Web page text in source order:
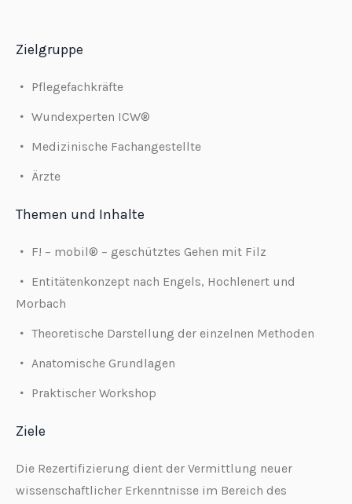
Zielgruppe
Pflegefachkräfte
Wundexperten ICW®
Medizinische Fachangestellte
Ärzte
Themen und Inhalte
F! – mobil® – geschütztes Gehen mit Filz
Entitätenkonzept nach Engels, Hochlenert und
Morbach
Theoretische Darstellung der einzelnen Methoden
Anatomische Grundlagen
Praktischer Workshop
Ziele
Die Rezertifizierung dient der Vermittlung neuer
wissenschaftlicher Erkenntnisse im Bereich des